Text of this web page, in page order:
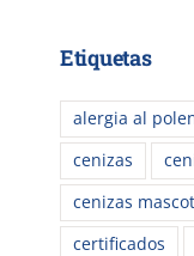
Etiquetas
alergia al
cenizas
cenizas
certificados